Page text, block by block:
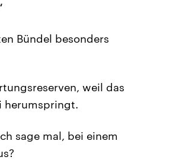
Bündel besonders
weil das
herumspringt.
sage mal, bei einem